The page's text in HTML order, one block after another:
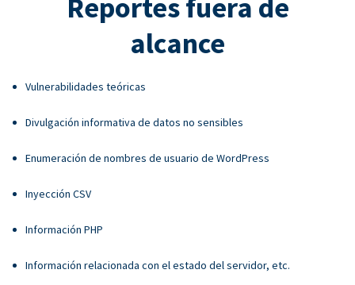
Reportes fuera de
alcance
Vulnerabilidades teóricas
Divulgación informativa de datos no sensibles
Enumeración de nombres de usuario de WordPress
Inyección CSV
Información PHP
Información relacionada con el estado del servidor, etc.